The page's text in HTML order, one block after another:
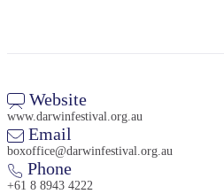
Website
www.darwinfestival.org.au
Email
boxoffice@darwinfestival.org.au
Phone
+61 8 8943 4222